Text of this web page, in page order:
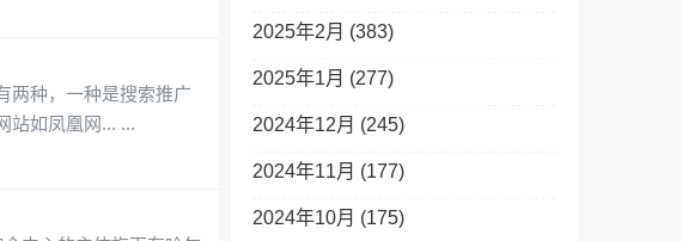
两种，一种是搜索推广
站如凤凰网...
2025年2月 (383)
2025年1月 (277)
2024年12月 (245)
2024年11月 (177)
2024年10月 (175)